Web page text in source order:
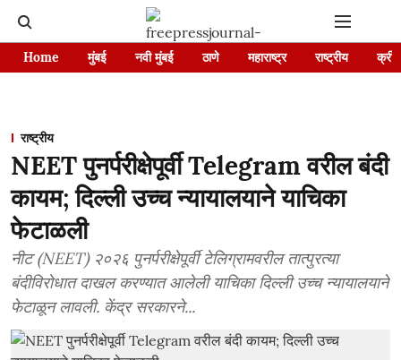
Home मुंबई नवी मुंबई ठाणे महाराष्ट्र राष्ट्रीय
राष्ट्रीय
NEET पुनर्परीक्षेपूर्वी Telegram वरील बंदी
कायम; दिल्ली उच्च न्यायालयाने याचिका
फेटाळली
नीट (NEET) २०२६ पुनर्परीक्षेपूर्वी टेलिग्रामवरील तात्पुरत्या
बंदीविरोधात दाखल करण्यात आलेली याचिका दिल्ली उच्च न्यायालयाने
फेटाळून लावली. केंद्र सरकारने...